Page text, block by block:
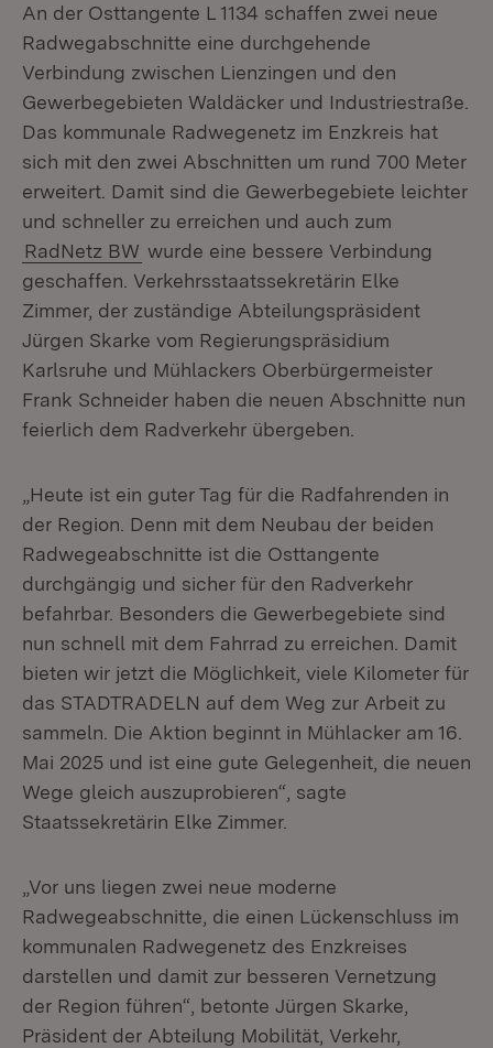
An der Osttangente L 1134 schaffen zwei neue
Radwegabschnitte eine durchgehende
Verbindung zwischen Lienzingen und den
Gewerbegebieten Waldäcker und Industriestraße.
Das kommunale Radwegenetz im Enzkreis hat
sich mit den zwei Abschnitten um rund 700 Meter
erweitert. Damit sind die Gewerbegebiete leichter
und schneller zu erreichen und auch zum
RadNetz BW wurde eine bessere Verbindung
geschaffen. Verkehrsstaatssekretärin Elke
Zimmer, der zuständige Abteilungspräsident
Jürgen Skarke vom Regierungspräsidium
Karlsruhe und Mühlackers Oberbürgermeister
Frank Schneider haben die neuen Abschnitte nun
feierlich dem Radverkehr übergeben.
„Heute ist ein guter Tag für die Radfahrenden in
der Region. Denn mit dem Neubau der beiden
Radwegeabschnitte ist die Osttangente
durchgängig und sicher für den Radverkehr
befahrbar. Besonders die Gewerbegebiete sind
nun schnell mit dem Fahrrad zu erreichen. Damit
bieten wir jetzt die Möglichkeit, viele Kilometer für
das STADTRADELN auf dem Weg zur Arbeit zu
sammeln. Die Aktion beginnt in Mühlacker am 16.
Mai 2025 und ist eine gute Gelegenheit, die neuen
Wege gleich auszuprobieren“, sagte
Staatssekretärin Elke Zimmer.
„Vor uns liegen zwei neue moderne
Radwegeabschnitte, die einen Lückenschluss im
kommunalen Radwegenetz des Enzkreises
darstellen und damit zur besseren Vernetzung
der Region führen“, betonte Jürgen Skarke,
Präsident der Abteilung Mobilität, Verkehr,